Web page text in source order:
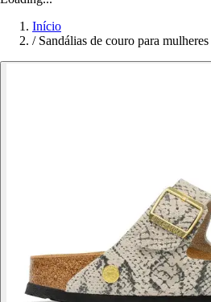
Início
/ Sandálias de couro para